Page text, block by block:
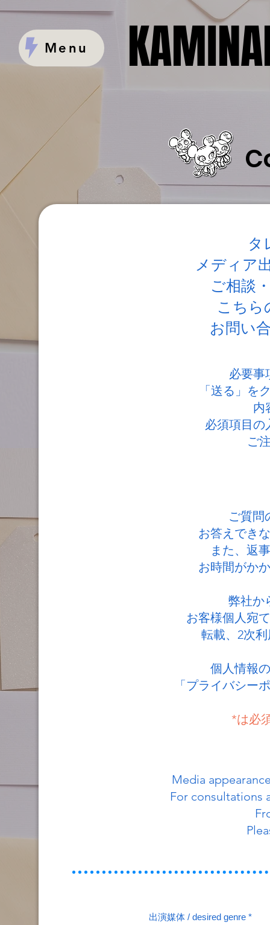
Menu
タ
メディア
ご相談
こちら
お問い
必要事
「送る」を
内
必須項目の
ご
ご質問
お答えでき
また、返
お時間がか
弊社か
お客様個人宛
転載、2次
個人情報
「プライバシー
*は必
Media
For consultations
出演媒体 / desired genre *